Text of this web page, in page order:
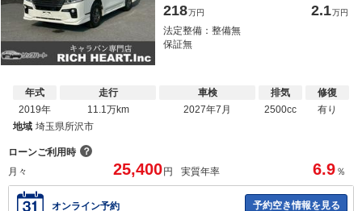
218万円 2.1万円
法定整備：整備無
保証無
年式
2019年
走行
11.1万km
車検
2027年7月
排気
2500cc
修復
有り
地域 埼玉県所沢市
ローンご利用時 ？
月々
25,400 円 実質年率 6.9 ％
オンライン予約 予約空き情報を見る